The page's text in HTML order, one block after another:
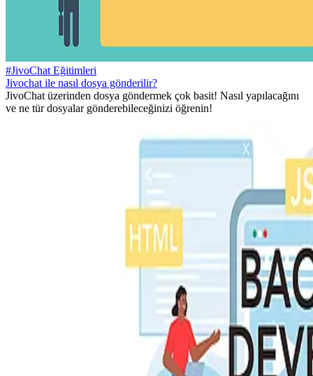
#JivoChat Eğitimleri
Jivochat ile nasıl dosya gönderilir?
JivoChat üzerinden dosya göndermek çok basit! Nasıl yapılacağını
ve ne tür dosyalar gönderebileceğinizi öğrenin!